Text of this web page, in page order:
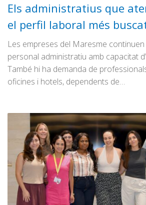
Els administratius que
el perfil laboral més
Les empreses del Maresme
personal administratiu amb capacitat
També hi ha demanda de
oficines i hotels, dependents de…